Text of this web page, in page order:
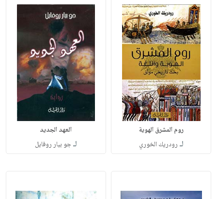
روم المشرق الهوية
لـ رودريك الخوري
العهد الجديد
لـجو بيار روفايل